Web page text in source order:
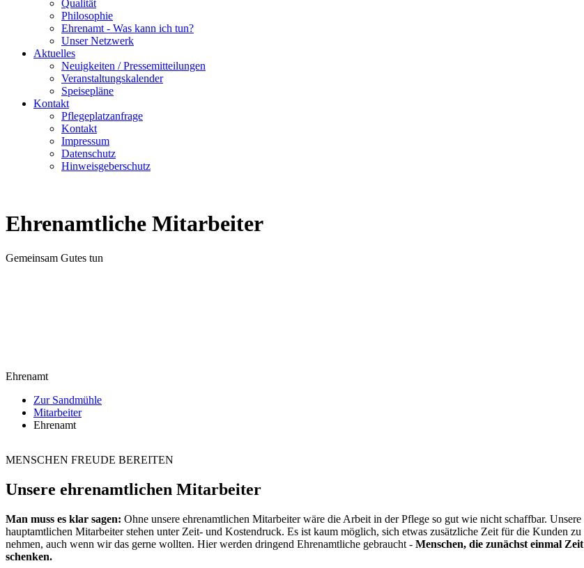
Qualität
Philosophie
Ehrenamt - Was kann ich tun?
Unser Netzwerk
Aktuelles
Neuigkeiten / Pressemitteilungen
Veranstaltungskalender
Speisepläne
Kontakt
Pflegeplatzanfrage
Kontakt
Impressum
Datenschutz
Hinweisgeberschutz
Ehrenamtliche Mitarbeiter
Gemeinsam Gutes tun
Ehrenamt
Zur Sandmühle
Mitarbeiter
Ehrenamt
MENSCHEN FREUDE BEREITEN
Unsere ehrenamtlichen Mitarbeiter
Man muss es klar sagen: Ohne unsere ehrenamtlichen Mitarbeiter wäre die Arbeit in der Pflege so gut wie nicht schaffbar. Unsere
hauptamtlichen Mitarbeiter stehen unter Zeit- und Kostendruck. Es ist kaum möglich, sich etwas zusätzliche Zeit für die Kunden zu
nehmen, auch wenn wir das gerne wollten. Hier werden dringend Ehrenamtliche gebraucht -Menschen, die zunächst einmal Zeit
schenken.